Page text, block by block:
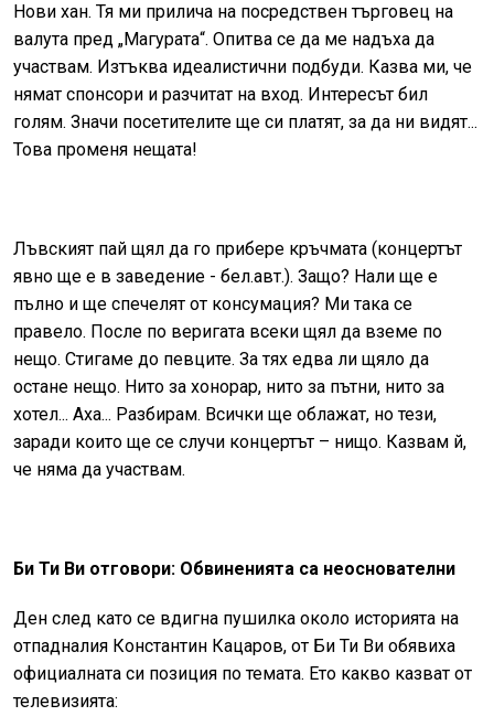
Нови хан. Тя ми прилича на посредствен търговец на
валута пред „Магурата“. Опитва се да ме надъха да
участвам. Изтъква идеалистични подбуди. Казва ми, че
нямат спонсори и разчитат на вход. Интересът бил
голям. Значи посетителите ще си платят, за да ни видят...
Това променя нещата!
Лъвският пай щял да го прибере кръчмата (концертът
явно ще е в заведение - бел.авт.). Защо? Нали ще е
пълно и ще спечелят от консумация? Ми така се
правело. После по веригата всеки щял да вземе по
нещо. Стигаме до певците. За тях едва ли щяло да
остане нещо. Нито за хонорар, нито за пътни, нито за
хотел... Аха... Разбирам. Всички ще облажат, но тези,
заради които ще се случи концертът – нищо. Казвам й,
че няма да участвам.
Би Ти Ви отговори: Обвиненията са неоснователни
Ден след като се вдигна пушилка около историята на
отпадналия Константин Кацаров, от Би Ти Ви обявиха
официалната си позиция по темата. Ето какво казват от
телевизията: